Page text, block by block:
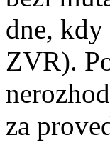
dne,
ZVR).
za